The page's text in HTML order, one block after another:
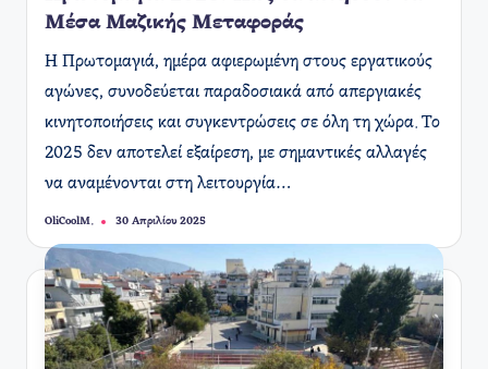
Μέσα Μαζικής Μεταφοράς ​
Η Πρωτομαγιά, ημέρα αφιερωμένη στους εργατικούς
αγώνες, συνοδεύεται παραδοσιακά από απεργιακές
κινητοποιήσεις και συγκεντρώσεις σε όλη τη χώρα. Το
2025 δεν αποτελεί εξαίρεση, με σημαντικές αλλαγές
να αναμένονται στη λειτουργία…
Συγγραφέας:
OliCoolM. 30 Απριλίου 2025